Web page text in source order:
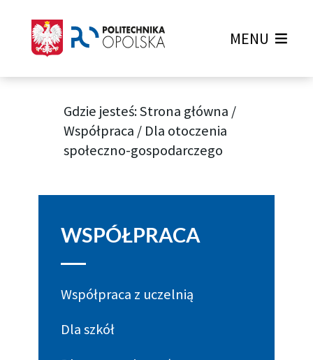
MENU
Gdzie jesteś:Strona główna /
Współpraca / Dla otoczenia
społeczno-gospodarczego
WSPÓŁPRACA
Współpraca z uczelnią
Dla szkół